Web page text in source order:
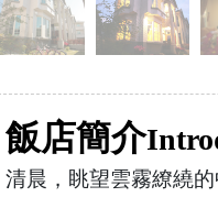
飯店簡介
清晨，眺望雲霧繚繞